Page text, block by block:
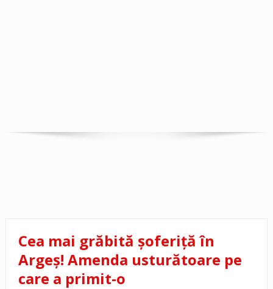
Cea mai grăbită șoferiță în
Argeș! Amenda usturătoare pe
care a primit-o